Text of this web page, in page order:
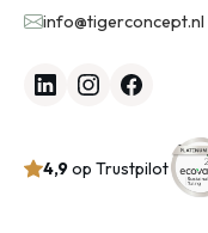
info@tigerconcept.nl
4,9op Trustpilot